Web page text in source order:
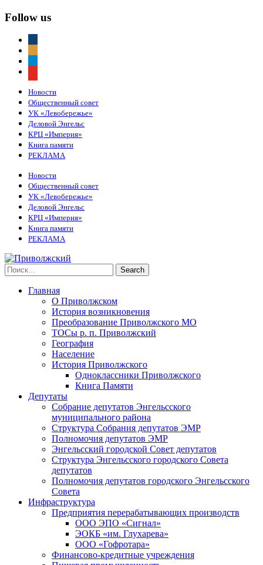
Follow us
Новости
Общественный совет
УК «Левобережье»
Деловой Энгельс
КРЦ «Империя»
Книга памяти
РЕКЛАМА
Новости
Общественный совет
УК «Левобережье»
Деловой Энгельс
КРЦ «Империя»
Книга памяти
РЕКЛАМА
Главная
О Приволжском
История возникновения
Преобразование Приволжского МО
ТОСы р. п. Приволжский
География
Население
История Приволжского
Одноклассники Приволжского
Книга Памяти
Депутаты
Собрание депутатов Энгельсского
муниципального района
Структура Собрания депутатов ЭМР
Полномочия депутатов ЭМР
Энгельсский городской Совет депутатов
Структура Энгельсского городского Совета
депутатов
Полномочия депутатов городского Энгельсского
Совета
Инфраструктура
Предприятия перерабатывающих производств
ООО ЭПО «Сигнал»
ЭОКБ «им. Глухарева»
ООО «Гофротара»
Финансово-кредитные учреждения